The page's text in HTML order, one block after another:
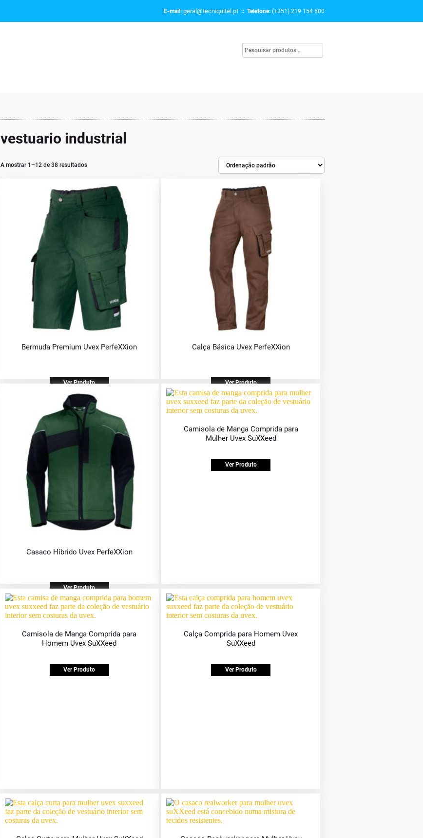
E-mail: geral@tecniquitel.pt :: Telefone: (+351) 219 154 600
vestuario industrial
A mostrar 1–12 de 38 resultados
Bermuda Premium Uvex PerfeXXion
Ver Produto
Calça Básica Uvex PerfeXXion
Ver Produto
Casaco Híbrido Uvex PerfeXXion
Ver Produto
Camisola de Manga Comprida para
Mulher Uvex SuXXeed
Ver Produto
Camisola de Manga Comprida para
Homem Uvex SuXXeed
Ver Produto
Calça Comprida para Homem Uvex
SuXXeed
Ver Produto